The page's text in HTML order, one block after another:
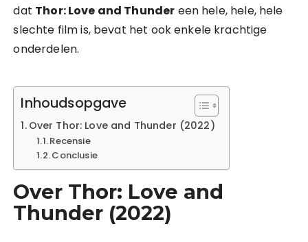
dat Thor: Love and Thunder een hele, hele, hele
slechte film is, bevat het ook enkele krachtige
onderdelen.
Inhoudsopgave
Over Thor: Love and Thunder (2022)
Recensie
Conclusie
Over Thor: Love and
Thunder (2022)